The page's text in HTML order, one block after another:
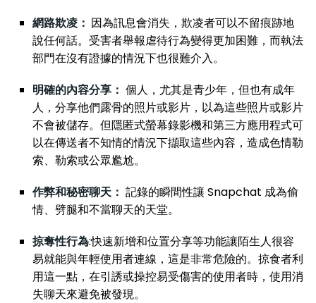
網路欺凌： 因為訊息會消失，欺凌者可以不留痕跡地
說任何話。受害者舉報虐待行為變得更加困難，而執法
部門在沒有證據的情況下也很難介入。
明確的內容分享： 個人，尤其是青少年，但也有成年
人，分享他們露骨的照片或影片，以為這些照片或影片
不會被儲存。但隱匿式螢幕錄影機和第三方應用程式可
以在傳送者不知情的情況下擷取這些內容，造成色情勒
索、勒索或公眾尷尬。
作弊和秘密聊天： 記錄的瞬間性讓 Snapchat 成為偷
情、劈腿和不當聊天的天堂。
掠奪性行為:快速新增和位置分享等功能讓陌生人很容
易就能與年輕使用者連線，這是非常危險的。掠食者利
用這一點，在引誘或操控易受傷害的使用者時，使用消
失聊天來避免被發現。